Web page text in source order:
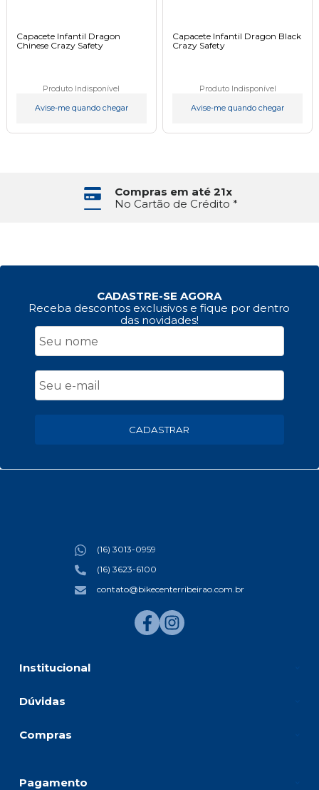
Capacete Infantil Dragon
Chinese Crazy Safety
Produto Indisponível
Avise-me quando chegar
Capacete Infantil Dragon Black
Crazy Safety
Produto Indisponível
Avise-me quando chegar
Compras em até 21x
No Cartão de Crédito *
CADASTRE-SE AGORA
Receba descontos exclusivos e fique por dentro
das novidades!
CADASTRAR
Institucional
Dúvidas
Compras
(16) 3013-0959
(16) 3623-6100
contato@bikecenterribeirao.com.br
Pagamento